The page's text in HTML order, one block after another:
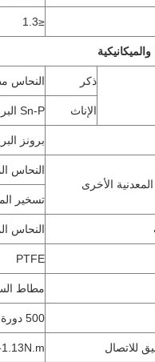
≤1.3
ذكر النحاس
الإناث Sn-P البرونزية المصفوفة بالذهب
برونز
الأخرى
النحاس
تسخير
النحاس
PTFE
مطاط
500 دورة
للاتصال